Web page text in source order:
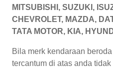
MITSUBISHI, SUZUKI,
CHEVROLET, MAZDA,
TATA MOTOR, KIA,
Bila merk kendaraan
tercantum di atas anda